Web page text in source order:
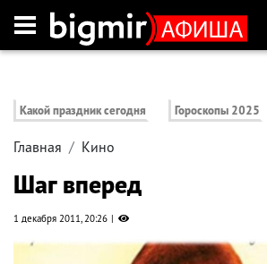
Какой праздник сегодня Гороскопы 2025
Главная Кино
Шаг вперед
1 декабря 2011, 20:26